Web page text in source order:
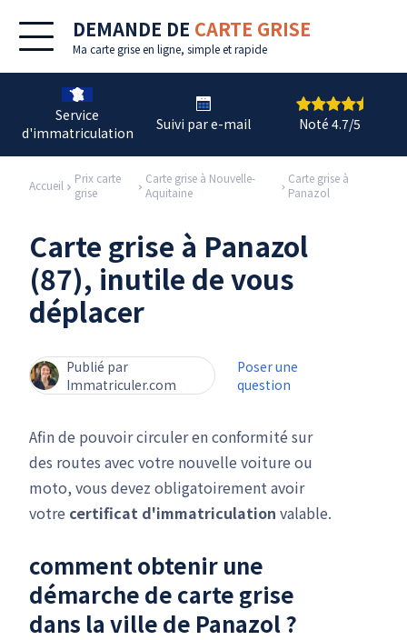
DEMANDE DE CARTE GRISE
Ma carte grise en ligne, simple et rapide
Service
d'immatriculation
Suivi par e-mail Noté 4.7/5
Accueil
Prix carte
grise
Carte grise à Nouvelle-
Aquitaine
Carte grise à
Panazol
Carte grise à Panazol
(87), inutile de vous
déplacer
Publié par
Immatriculer.com
Poser une
question
Afin de pouvoir circuler en conformité sur
des routes avec votre nouvelle voiture ou
moto, vous devez obligatoirement avoir
votre certificat d'immatriculation valable.
comment obtenir une
démarche de carte grise
dans la ville de Panazol ?